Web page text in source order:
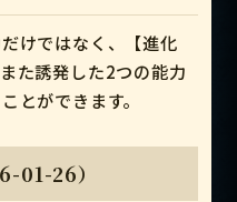
けではなく、【進化
た誘発した2つの能力
とができます。
01-26）